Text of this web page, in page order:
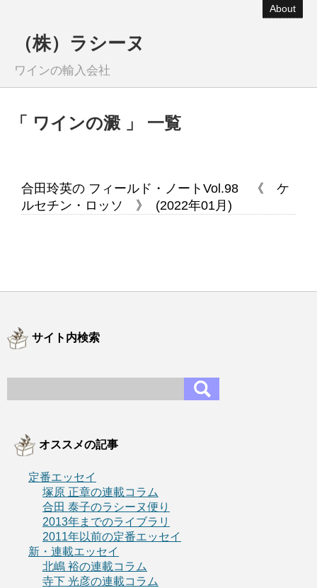
About
（株）ラシーヌ
ワインの輸入会社
「 ワインの澱 」 一覧
合田玲英の フィールド・ノートVol.98 《 ケ
ルセチン・ロッソ 》 (2022年01月)
サイト内検索
オススメの記事
定番エッセイ
塚原 正章の連載コラム
合田 泰子のラシーヌ便り
2013年までのライブラリ
2011年以前の定番エッセイ
新・連載エッセイ
北嶋 裕の連載コラム
寺下 光彦の連載コラム